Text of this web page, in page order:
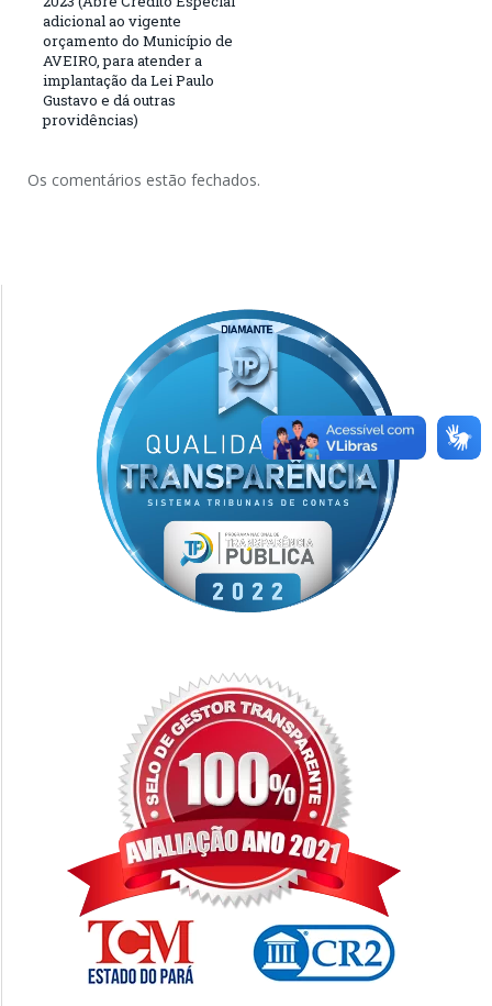
adicional ao vigente
orçamento do Município de
AVEIRO, para atender a
implantação da Lei Paulo
Gustavo e dá outras
providências)
Os comentários estão fechados.